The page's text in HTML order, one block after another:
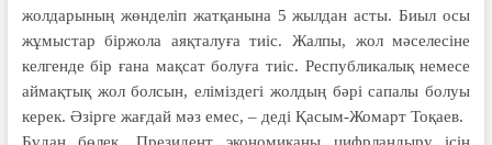
жолдарының жөнделіп жатқанына 5 жылдан асты. Биыл осы
жұмыстар біржола аяқталуға тиіс. Жалпы, жол мәселесіне
келгенде бір ғана мақсат болуға тиіс. Республикалық немесе
аймақтық жол болсын, еліміздегі жолдың бәрі сапалы болуы
керек. Әзірге жағдай мәз емес, – деді Қасым-Жомарт Тоқаев.
Бұдан бөлек, Президент экономиканы цифрландыру ісін